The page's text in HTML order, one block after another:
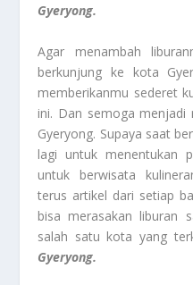
Gyeryong.
Agar menambah
berkunjung ke kota
memberikanmu sederet
ini. Dan semoga menjadi
Gyeryong. Supaya saat
lagi untuk menentukan
untuk berwisata
terus artikel dari setiap
bisa merasakan liburan
salah satu kota yang
Gyeryong.